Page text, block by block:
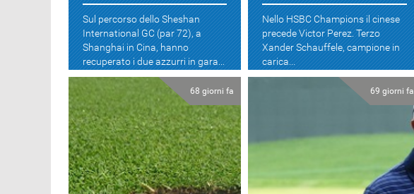
Sul percorso dello Sheshan
International GC (par 72), a
Shanghai in Cina, hanno
recuperato i due azzurri in gara...
Nello HSBC Champions il cinese
precede Victor Perez. Terzo
Xander Schauffele, campione in
carica...
68 giorni fa 69 giorni fa